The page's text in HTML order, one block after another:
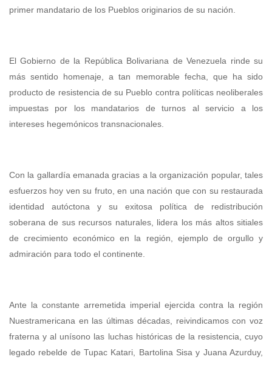
primer mandatario de los Pueblos originarios de su nación.
El Gobierno de la República Bolivariana de Venezuela rinde su
más sentido homenaje, a tan memorable fecha, que ha sido
producto de resistencia de su Pueblo contra políticas neoliberales
impuestas por los mandatarios de turnos al servicio a los
intereses hegemónicos transnacionales.
Con la gallardía emanada gracias a la organización popular, tales
esfuerzos hoy ven su fruto, en una nación que con su restaurada
identidad autóctona y su exitosa política de redistribución
soberana de sus recursos naturales, lidera los más altos sitiales
de crecimiento económico en la región, ejemplo de orgullo y
admiración para todo el continente.
Ante la constante arremetida imperial ejercida contra la región
Nuestramericana en las últimas décadas, reivindicamos con voz
fraterna y al unísono las luchas históricas de la resistencia, cuyo
legado rebelde de Tupac Katari, Bartolina Sisa y Juana Azurduy,